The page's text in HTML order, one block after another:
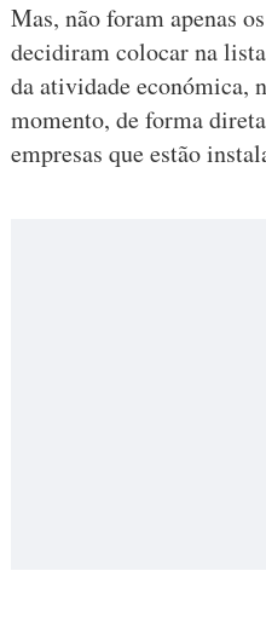
Mas, não foram apenas
decidiram colocar na
da atividade económica,
momento, de forma
empresas que estão